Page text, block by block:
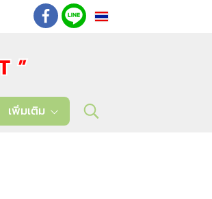
TH
เพิ่มเติม